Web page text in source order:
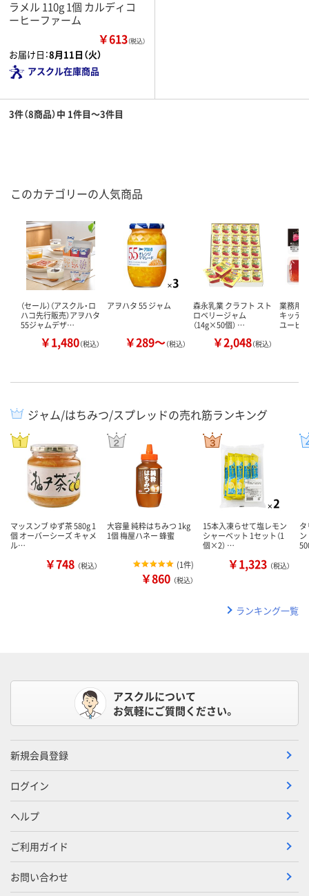
ラメル 110g 1個 カルディコ
ーヒーファーム
￥613（税込）
お届け日：8月11日（火）
アスクル在庫商品
3件（8商品）中 1件目～3件目
このカテゴリーの人気商品
（セール）（アスクル・ロ
ハコ先行販売）アヲハタ
55ジャムデザ…
￥1,480（税込）
アヲハタ 55 ジャム
￥289～（税込）
森永乳業 クラフト スト
ロベリージャム
（14g×50個） …
￥2,048（税込）
業務用
キッテ
ユーピ…
ジャム/はちみつ/スプレッドの売れ筋ランキング
マッスンブ ゆず茶 580g 1
個 オーバーシーズ キャメ
ル…
￥748 （税込）
大容量 純粋はちみつ 1kg
1個 梅屋ハネー 蜂蜜
(1件)
￥860 （税込）
15本入凍らせて塩レモン
シャーベット 1セット（1
個×2） …
￥1,323 （税込）
ランキング一覧
アスクルについて
お気軽にご質問ください。
新規会員登録
ログイン
ヘルプ
ご利用ガイド
お問い合わせ